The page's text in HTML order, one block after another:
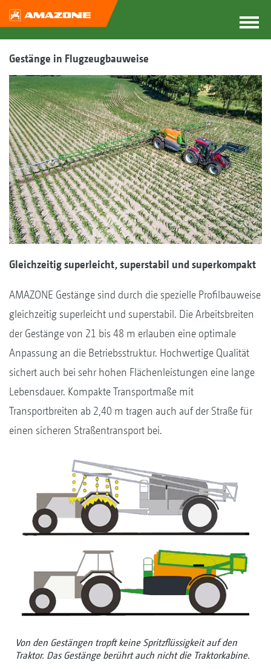
Gestänge in Flugzeugbauweise
Gleichzeitig superleicht, superstabil und superkompakt
AMAZONE Gestänge sind durch die spezielle Profilbauweise
gleichzeitig superleicht und superstabil. Die Arbeitsbreiten
der Gestänge von 21 bis 48 m erlauben eine optimale
Anpassung an die Betriebsstruktur. Hochwertige Qualität
sichert auch bei sehr hohen Flächenleistungen eine lange
Lebensdauer. Kompakte Transportmaße mit
Transportbreiten ab 2,40 m tragen auch auf der Straße für
einen sicheren Straßentransport bei.
Von den Gestängen tropft keine Spritzflüssigkeit auf den
Traktor. Das Gestänge berührt auch nicht die Traktorkabine.